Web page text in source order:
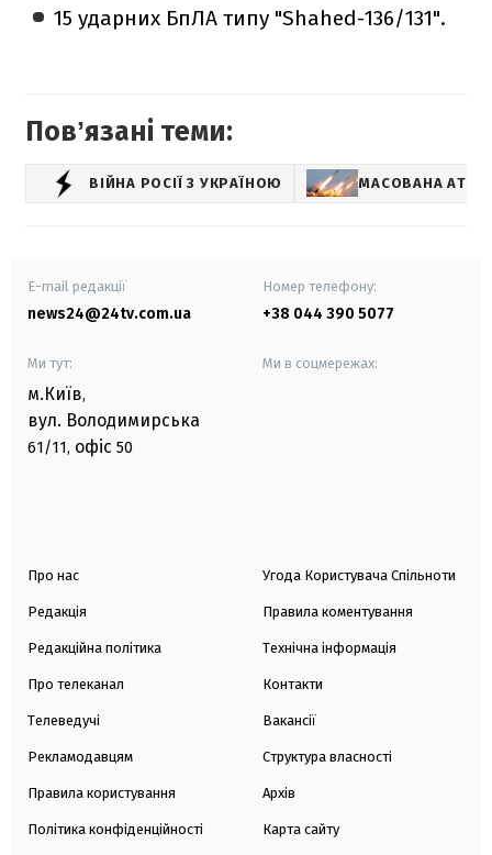
15 ударних БпЛА типу "Shahed-136/131".
Повʼязані теми:
ВІЙНА РОСІЇ З УКРАЇНОЮ МАСОВАНА
E-mail редакції
news24@24tv.com.ua
Номер телефону:
+38 044 390 5077
Ми тут:
м.Київ,
вул. Володимирська
61/11, офіс 50
Ми в соцмережах:
Про нас
Редакція
Редакційна політика
Про телеканал
Телеведучі
Рекламодавцям
Правила користування
Політика конфіденційності
Угода Користувача Спільноти
Правила коментування
Технічна інформація
Контакти
Вакансії
Структура власності
Архів
Карта сайту